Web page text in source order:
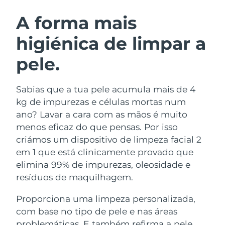
A forma mais
higiénica de limpar a
pele.
Sabias que a tua pele acumula mais de 4
kg de impurezas e células mortas num
ano? Lavar a cara com as mãos é muito
menos eficaz do que pensas. Por isso
criámos um dispositivo de limpeza facial 2
em 1 que está clinicamente provado que
elimina 99% de impurezas, oleosidade e
resíduos de maquilhagem.
Proporciona uma limpeza personalizada,
com base no tipo de pele e nas áreas
Limpeza facial
Anti-aging massage
LUNA™ 4 Plus
Massage, LED heating
LUNA™ 4 Men
Microcurrent toning
BEAR™ 2 go
Microcurrent toning on-the-go
BEAR™ 2 eyes & lips
Hidratação
UFO™ 3 kit
Deep facial hydration
UFO™ 3 LED
Near-infrared and red light therapy
device
Cuidado oral
issa™ 4
Hybrid silicone sonic toothbrush
Smart hybrid silicone sonic toothbrush
TRATAMENTO ANTIENVELHECIMENTO
FAQ™
Antienvelhecimento Tratamentos LED
Áustria
Barein Entrega prevista10/8/26
Bélgica
Bermudas Entrega prevista15/8/26
Bósnia e
Herzegovina
Entrega prevista12/8/26
Brunei Entrega prevista14/8/26
Bulgária Entrega prevista9/8/26
Chile Entrega prevista